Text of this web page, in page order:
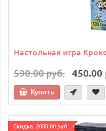
Настольная игра
590.00 руб. 450.00
Купить
Cкидка: 2000.00 руб.